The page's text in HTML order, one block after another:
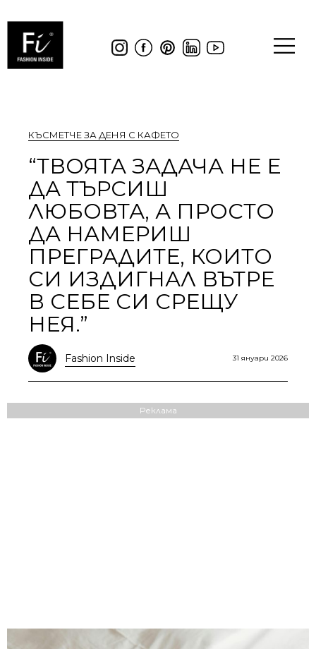
КЪСМЕТЧЕ ЗА ДЕНЯ С КАФЕТО
“ТВОЯТА ЗАДАЧА НЕ Е
ДА ТЪРСИШ
ЛЮБОВТА, А ПРОСТО
ДА НАМЕРИШ
ПРЕГРАДИТЕ, КОИТО
СИ ИЗДИГНАЛ ВЪТРЕ
В СЕБЕ СИ СРЕЩУ
НЕЯ.”
Fashion Inside 31 януари 2026
Реклама